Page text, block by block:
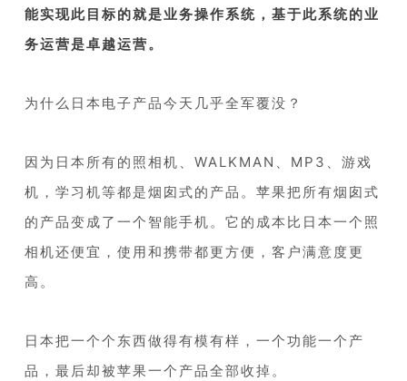
能实现此目标的就是业务操作系统，基于此系统的业
务运营是卓越运营。
为什么日本电子产品今天几乎全军覆没？
因为日本所有的照相机、WALKMAN、MP3、游戏
机，学习机等都是烟囱式的产品。苹果把所有烟囱式
的产品变成了一个智能手机。它的成本比日本一个照
相机还便宜，使用和携带都更方便，客户满意度更
高。
日本把一个个东西做得有模有样，一个功能一个产
品，最后却被苹果一个产品全部收掉。